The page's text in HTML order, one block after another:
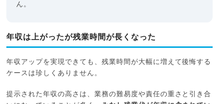
ん。
年収は上がったが残業時間が長くなった
年収アップを実現できても、残業時間が大幅に増えて後悔する
ケースは珍しくありません。
提示された年収の高さは、業務の難易度や責任の重さと引き合